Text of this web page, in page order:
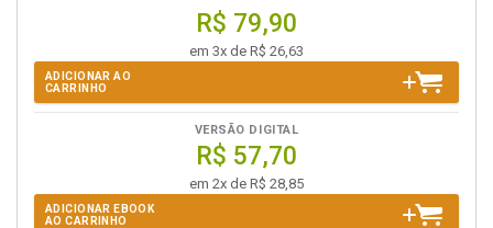
R$ 79,90
em 3x de R$ 26,63
ADICIONAR AO
CARRINHO
VERSÃO DIGITAL
R$ 57,70
em 2x de R$ 28,85
ADICIONAR EBOOK
AO CARRINHO